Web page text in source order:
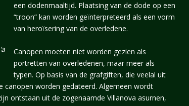
een dodenmaaltijd. Plaatsing van de dode op een
“troon” kan worden geïnterpreteerd als een vorm
van heroïsering van de overledene.
Canopen moeten niet worden gezien als
portretten van overledenen, maar meer als
typen. Op basis van de grafgiften, die veelal uit
canopen worden gedateerd. Algemeen wordt
ontstaan uit de zogenaamde Villanova asurnen,